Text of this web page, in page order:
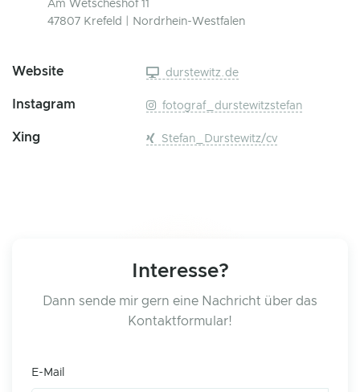
Am Wetscheshof 11
47807 Krefeld | Nordrhein-Westfalen
Website durstewitz.de
Instagram fotograf_durstewitzstefan
Xing Stefan_Durstewitz/cv
Interesse?
Dann sende mir gern eine Nachricht über das
Kontaktformular!
E-Mail